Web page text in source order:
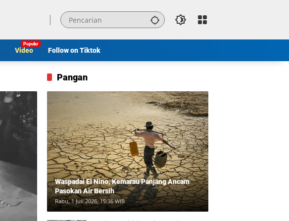
Video Follow on Tiktok
Pangan
Waspadai El Nino, Kemarau Panjang Ancam
Pasokan Air Bersih
Rabu, 1 Juli 2026, 15:36 WIB